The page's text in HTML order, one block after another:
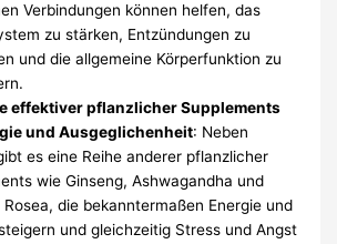
Verbindungen können helfen, das
zu stärken, Entzündungen zu
und die allgemeine Körperfunktion zu
effektiver pflanzlicher Supplements
und Ausgeglichenheit: Neben
es eine Reihe anderer pflanzlicher
wie Ginseng, Ashwagandha und
Rosea, die bekanntermaßen Energie und
und gleichzeitig Stress und Angst